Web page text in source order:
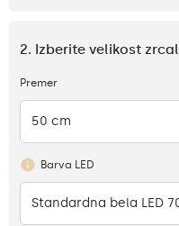
2. Izberite velikost
Premer
50 cm
Barva LED
Standardna bela LED